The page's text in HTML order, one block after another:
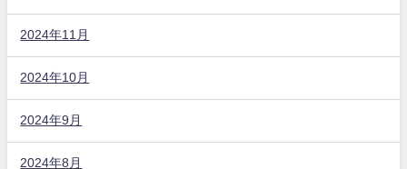
2024年11月
2024年10月
2024年9月
2024年8月